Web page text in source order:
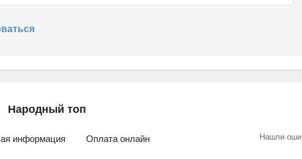
Народный топ
информация Оплата онлайн Нашли